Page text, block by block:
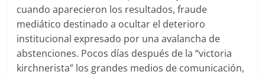
cuando aparecieron los resultados, fraude
mediático destinado a ocultar el deterioro
institucional expresado por una avalancha de
abstenciones. Pocos días después de la “victoria
kirchnerista” los grandes medios de comunicación,